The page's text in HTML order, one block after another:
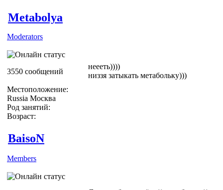
Metabolya
Moderators
3550 сообщений
Местоположение:
Russia Москва
Род занятий:
Возраст:
неееть))))
низзя затыкать метабольку)))
BaisoN
Members